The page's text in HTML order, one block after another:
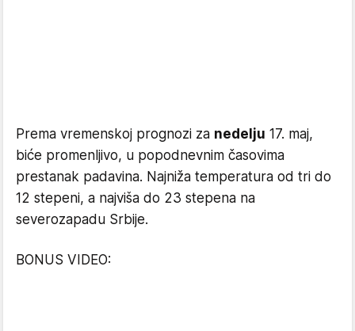
Prema vremenskoj prognozi za nedelju 17. maj,
biće promenljivo, u popodnevnim časovima
prestanak padavina. Najniža temperatura od tri do
12 stepeni, a najviša do 23 stepena na
severozapadu Srbije.
BONUS VIDEO: